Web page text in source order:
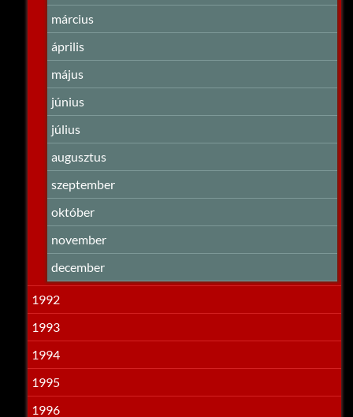
március
április
május
június
július
augusztus
szeptember
október
november
december
1992
1993
1994
1995
1996